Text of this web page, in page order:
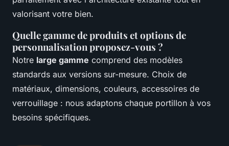
valorisant votre bien.
Quelle gamme de produits et options de
personnalisation proposez-vous ?
Notre large gamme comprend des modèles
standards aux versions sur-mesure. Choix de
matériaux, dimensions, couleurs, accessoires de
verrouillage : nous adaptons chaque portillon à vos
besoins spécifiques.